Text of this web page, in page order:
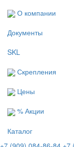
О компании
Документы
SKL
Скрепления
Цены
% Акции
Каталог